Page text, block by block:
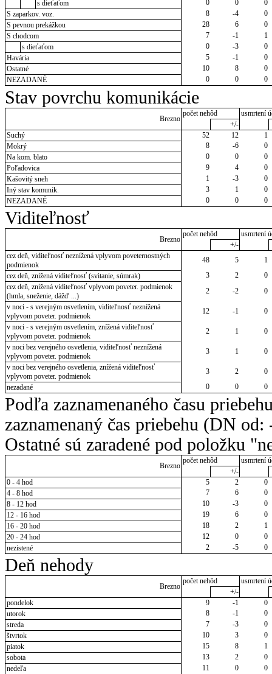
s dieťaťom 0 0
0
S zaparkov. voz.
8 -4
0
S pevnou prekážkou
28 6
0
S chodcom
7 -1
1
s dieťaťom
0 -3
0
Havária
5 -1
0
Ostatné
10 8
0
NEZADANÉ
0 0 0
Stav povrchu komunikácie
Brezno
počet nehôd
usmrtení
+/-
Suchý
52 12
1
Mokrý
8 -6
0
Na kom. blato
0 0
0
Poľadovica
9 4
0
Kašovitý sneh
1 -3
0
Iný stav komunik.
3 1
0
NEZADANÉ
0 0 0
Viditeľnosť
Brezno
počet nehôd
usmrtení
+/-
cez deň, viditeľnosť neznížená vplyvom poveternostných
podmienok
48 5
1
cez deň, znížená viditeľnosť (svitanie, súmrak)
3 2
0
cez deň, znížená viditeľnosť vplyvom poveter. podmienok
(hmla, sneženie, dážď ...)
2 -2
0
v noci - s verejným osvetlením, viditeľnosť neznížená
vplyvom poveter. podmienok
12 -1
0
v noci - s verejným osvetlením, znížená viditeľnosť
vplyvom poveter. podmienok
2 1
0
v noci bez verejného osvetlenia, viditeľnosť neznížená
vplyvom poveter. podmienok
3 1
0
v noci bez verejného osvetlenia, znížená viditeľnosť
vplyvom poveter. podmienok
3 2
0
nezadané
0 0 0
Podľa zaznamenaného času
zaznamenaný čas priebehu (DN
Ostatné sú zaradené pod položku
Brezno
počet nehôd
usmrtení
+/-
0 - 4 hod
5 2
0
4 - 8 hod
7 6
0
8 - 12 hod
10 -3
0
12 - 16 hod
19 6
0
16 - 20 hod
18 2
1
20 - 24 hod
12 0
0
nezistené
2 -5 0
Deň nehody
Brezno
počet nehôd
usmrtení
+/-
pondelok
9 -1
0
utorok
8 -1
0
streda
7 -3
0
štvrtok
10 3
0
piatok
15 8
1
sobota
13 2
0
nedeľa
11 0 0